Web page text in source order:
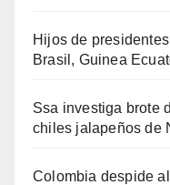
Hijos de
Brasil, Guinea
Ssa investiga brote
chiles jalapeños de
Colombia despide